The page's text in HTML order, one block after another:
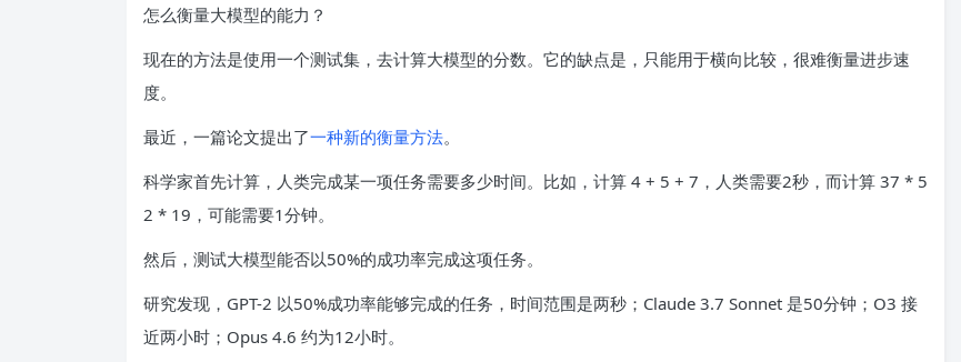
怎么衡量大模型的能力？
现在的方法是使用一个测试集，去计算大模型的分数。它的缺点是，只能用于横向比较，很难衡量进步速
度。
最近，一篇论文提出了一种新的衡量方法。
科学家首先计算，人类完成某一项任务需要多少时间。比如，计算 4 + 5 + 7，人类需要2秒，而计算 37 * 5
2 * 19，可能需要1分钟。
然后，测试大模型能否以50%的成功率完成这项任务。
研究发现，GPT-2 以50%成功率能够完成的任务，时间范围是两秒；Claude 3.7 Sonnet 是50分钟；O3 接
近两小时；Opus 4.6 约为12小时。